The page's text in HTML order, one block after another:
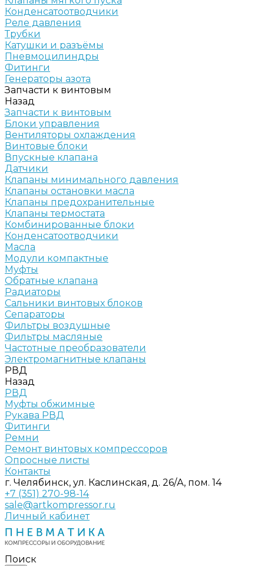
Конденсатоотводчики
Реле давления
Трубки
Катушки и разъёмы
Пневмоцилиндры
Фитинги
Генераторы азота
Запчасти к винтовым
Назад
Запчасти к винтовым
Блоки управления
Вентиляторы охлаждения
Винтовые блоки
Впускные клапана
Датчики
Клапаны минимального давления
Клапаны остановки масла
Клапаны предохранительные
Клапаны термостата
Комбинированные блоки
Конденсатоотводчики
Масла
Модули компактные
Муфты
Обратные клапана
Радиаторы
Сальники винтовых блоков
Сепараторы
Фильтры воздушные
Фильтры масляные
Частотные преобразователи
Электромагнитные клапаны
РВД
Назад
РВД
Муфты обжимные
Рукава РВД
Фитинги
Ремни
Ремонт винтовых компрессоров
Опросные листы
Контакты
г. Челябинск, ул. Каслинская, д. 26/А, пом. 14
+7 (351) 270-98-14
sale@artkompressor.ru
Личный кабинет
Поиск